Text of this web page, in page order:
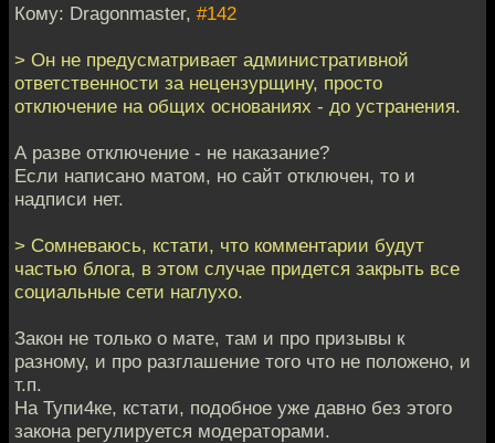
Кому: Dragonmaster, #142
> Он не предусматривает административной
ответственности за нецензурщину, просто
отключение на общих основаниях - до устранения.
А разве отключение - не наказание?
Если написано матом, но сайт отключен, то и
надписи нет.
> Сомневаюсь, кстати, что комментарии будут
частью блога, в этом случае придется закрыть все
социальные сети наглухо.
Закон не только о мате, там и про призывы к
разному, и про разглашение того что не положено, и
т.п.
На Тупи4ке, кстати, подобное уже давно без этого
закона регулируется модераторами.